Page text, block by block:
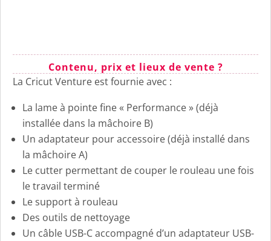
Contenu, prix et lieux de vente ?
La Cricut Venture est fournie avec :
La lame à pointe fine « Performance » (déjà
installée dans la mâchoire B)
Un adaptateur pour accessoire (déjà installé dans
la mâchoire A)
Le cutter permettant de couper le rouleau une fois
le travail terminé
Le support à rouleau
Des outils de nettoyage
Un câble USB-C accompagné d’un adaptateur USB-